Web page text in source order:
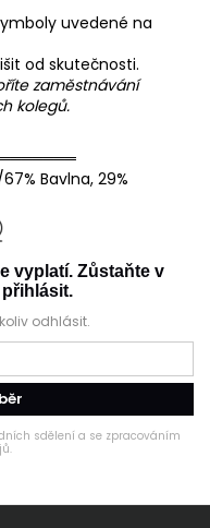
uvedené na
od skutečnosti.
zaměstnávání
kolegů.
Bavlna, 29%
vyplatí. Zůstaňte v
odhlásit.
sdělení a se zpracováním